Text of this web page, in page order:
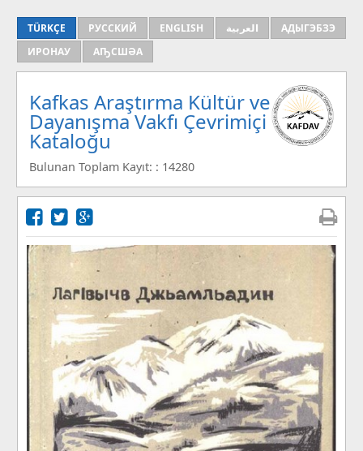
TÜRKÇE РУССКИЙ ENGLISH العربية
АДЫГЭБЗЭ
ИРОНАУ
АҦСШӘА
Kafkas Araştırma Kültür ve
Dayanışma Vakfı Çevrimiçi
Kataloğu
Bulunan Toplam Kayıt: : 14280